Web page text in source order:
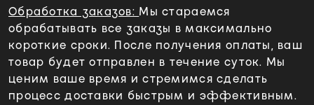
Обработка заказов: Мы стараемся
обрабатывать все заказы в максимально
короткие сроки. После получения оплаты, ваш
товар будет отправлен в течение суток. Мы
ценим ваше время и стремимся сделать
процесс доставки быстрым и эффективным.